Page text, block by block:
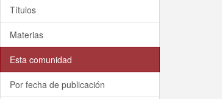
Títulos
Materias
Esta comunidad
Por fecha de publicación